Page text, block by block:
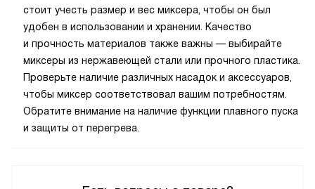
стоит учесть размер и вес миксера, чтобы он был
удобен в использовании и хранении. Качество
и прочность материалов также важны — выбирайте
миксеры из нержавеющей стали или прочного пластика.
Проверьте наличие различных насадок и аксессуаров,
чтобы миксер соответствовал вашим потребностям.
Обратите внимание на наличие функции плавного пуска
и защиты от перегрева.